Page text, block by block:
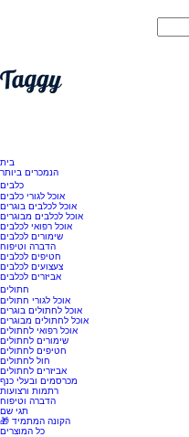
בית
הנמכרים ביותר
כלבים
אוכל לגורי כלבים
אוכל לכלבים בוגרים
אוכל לכלבים מבוגרים
אוכל רפואי לכלבים
שימורים לכלבים
הדברה וטיפוח
חטיפים לכלבים
צעצועים לכלבים
אביזרים לכלבים
חתולים
אוכל לגורי חתולים
אוכל לחתולים בוגרים
אוכל לחתולים מבוגרים
אוכל רפואי לחתולים
שימורים לחתולים
חטיפים לחתולים
חול לחתולים
אביזרים לחתולים
מכרסמים ובעלי כנף
רתמות ורצועות
הדברה וטיפוח
תגי שם
🎁 הקונה המתמיד
כל המוצרים